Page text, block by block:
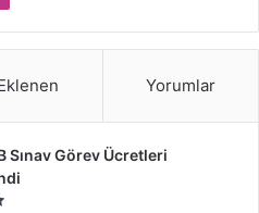
Yorumlar
Sınav Görev Ücretleri